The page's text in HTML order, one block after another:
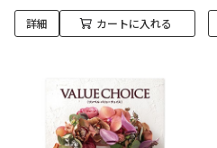
詳細 カートに入れる